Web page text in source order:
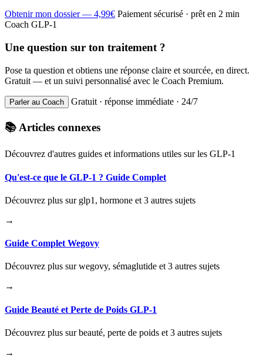
Obtenir mon dossier — 4,99€ Paiement sécurisé · prêt en 2 min
Coach GLP-1
Une question sur ton traitement ?
Pose ta question et obtiens une réponse claire et sourcée, en direct.
Gratuit — et un suivi personnalisé avec le Coach Premium.
Parler au Coach Gratuit · réponse immédiate · 24/7
📚 Articles connexes
Découvrez d'autres guides et informations utiles sur les GLP-1
Qu'est-ce que le GLP-1 ? Guide Complet
Découvrez plus sur glp1, hormone et 3 autres sujets
→
Guide Complet Wegovy
Découvrez plus sur wegovy, sémaglutide et 3 autres sujets
→
Guide Beauté et Perte de Poids GLP-1
Découvrez plus sur beauté, perte de poids et 3 autres sujets
→